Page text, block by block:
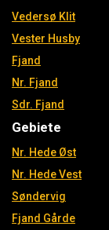
Vedersø Klit
Vester Husby
Fjand
Nr. Fjand
Sdr. Fjand
Gebiete
Nr. Hede Øst
Nr. Hede Vest
Søndervig
Fjand Gårde